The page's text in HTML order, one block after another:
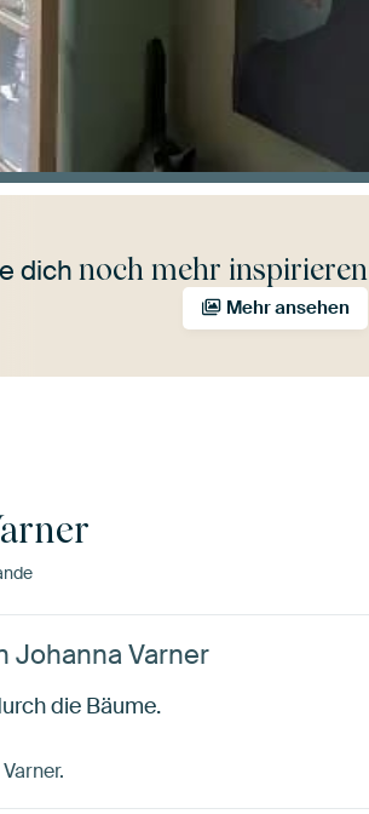
dich noch mehr inspirieren
Mehr ansehen
Johanna Varner
die Bäume.